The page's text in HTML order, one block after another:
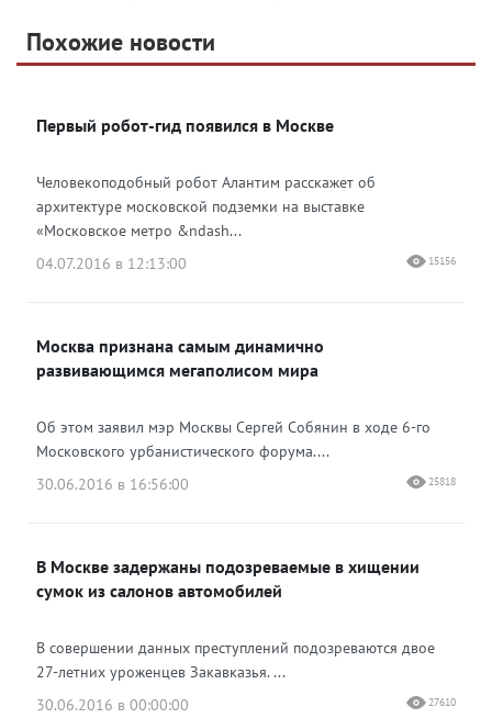
Telegram
Одноклассники
Яндекс Дзен
Похожие новости
Первый робот-гид появился в Москве
Человекоподобный робот Алантим расскажет об
архитектуре московской подземки на выставке
«Московское метро &ndash...
04.07.2016 в 12:13:00
15156
Москва признана самым динамично
развивающимся мегаполисом мира
Об этом заявил мэр Москвы Сергей Собянин в ходе 6-го
Московского урбанистического форума....
30.06.2016 в 16:56:00
25818
В Москве задержаны подозреваемые в хищении
сумок из салонов автомобилей
В совершении данных преступлений подозреваются двое
27-летних уроженцев Закавказья. ...
30.06.2016 в 00:00:00
27610